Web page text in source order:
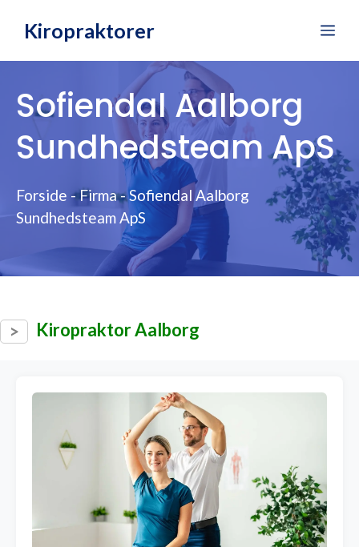
Kiropraktorer
Sofiendal Aalborg
Sundhedsteam ApS
Forside -Firma-Sofiendal Aalborg
Sundhedsteam ApS
Kiropraktor Aalborg